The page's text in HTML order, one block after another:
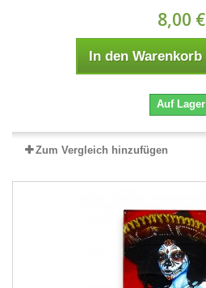
8,00 €
In den Warenkorb
Auf Lager
Zum Vergleich hinzufügen